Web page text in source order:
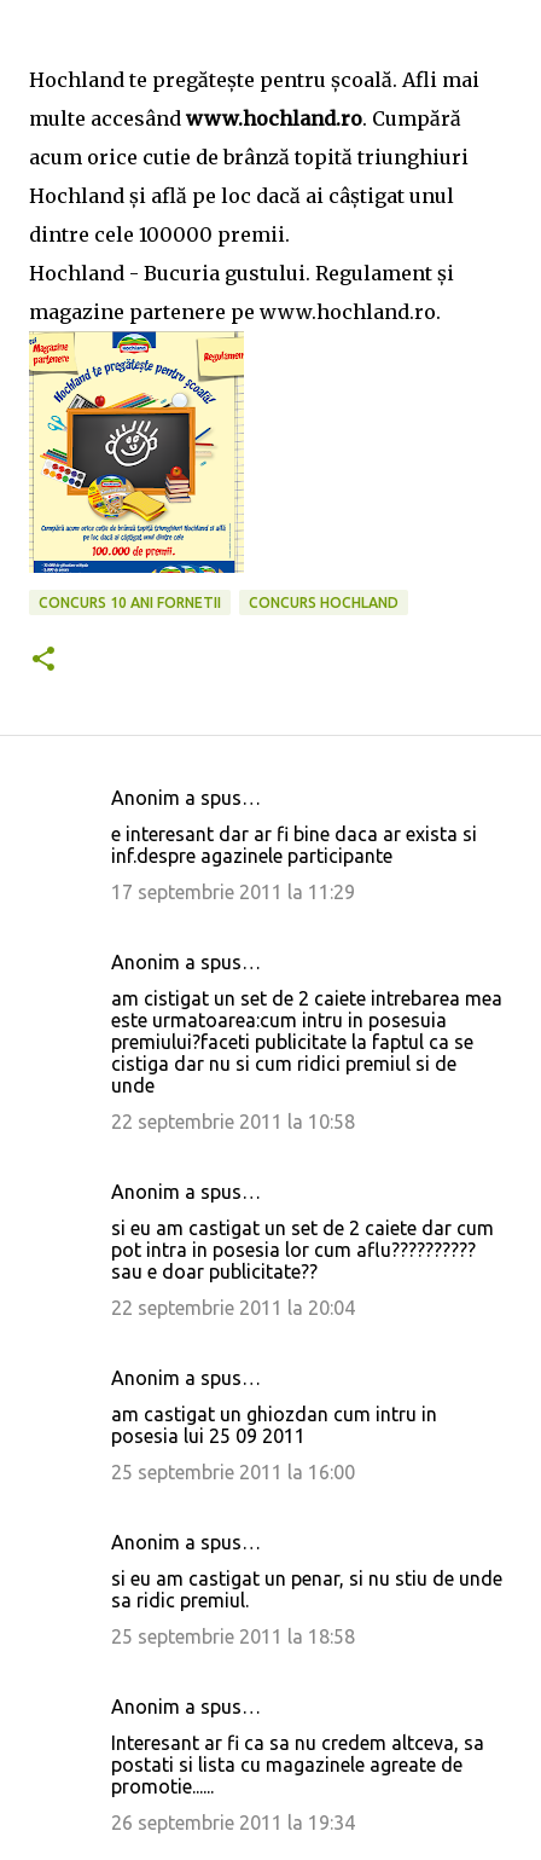
Hochland te pregătește pentru școală. Afli mai
multe accesând www.hochland.ro. Cumpără
acum orice cutie de brânză topită triunghiuri
Hochland și află pe loc dacă ai câștigat unul
dintre cele 100000 premii.
Hochland - Bucuria gustului. Regulament și
magazine partenere pe www.hochland.ro.
CONCURS 10 ANI FORNETII CONCURS HOCHLAND
Anonim a spus…
e interesant dar ar fi bine daca ar exista si
inf.despre agazinele participante
17 septembrie 2011 la 11:29
Anonim a spus…
am cistigat un set de 2 caiete intrebarea mea
este urmatoarea:cum intru in posesuia
premiului?faceti publicitate la faptul ca se
cistiga dar nu si cum ridici premiul si de
unde
22 septembrie 2011 la 10:58
Anonim a spus…
si eu am castigat un set de 2 caiete dar cum
pot intra in posesia lor cum aflu??????????
sau e doar publicitate??
22 septembrie 2011 la 20:04
Anonim a spus…
am castigat un ghiozdan cum intru in
posesia lui 25 09 2011
25 septembrie 2011 la 16:00
Anonim a spus…
si eu am castigat un penar, si nu stiu de unde
sa ridic premiul.
25 septembrie 2011 la 18:58
Anonim a spus…
Interesant ar fi ca sa nu credem altceva, sa
postati si lista cu magazinele agreate de
promotie......
26 septembrie 2011 la 19:34